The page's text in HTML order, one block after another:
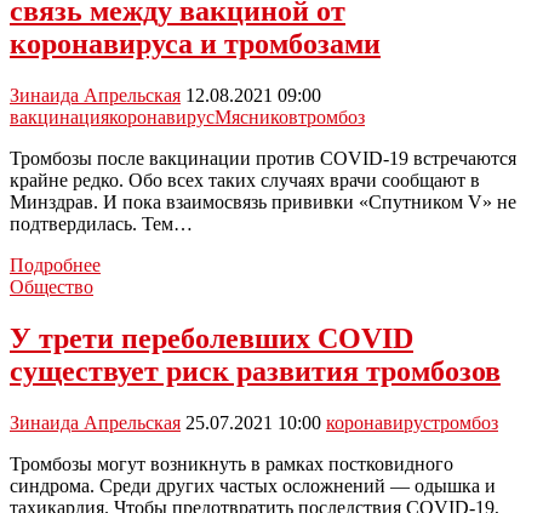
тромбоза
COVID-
связь между вакциной от
коронавируса и тромбозами
Зинаида Апрельская 12.08.2021 09:00
вакцинациякоронавирусМясниковтромбоз
Тромбозы после вакцинации против COVID-19 встречаются
крайне редко. Обо всех таких случаях врачи сообщают в
Минздрав. И пока взаимосвязь прививки «Спутником V» не
подтвердилась. Тем…
ПодробнееДоктор
ли
связь
вакциной
от
коронавируса
и
тромбозами
Общество
У трети переболевших COVID
существует риск развития тромбозов
Зинаида Апрельская 25.07.2021 10:00 коронавирустромбоз
Тромбозы могут возникнуть в рамках постковидного
синдрома. Среди других частых осложнений — одышка и
тахикардия. Чтобы предотвратить последствия COVID-19,